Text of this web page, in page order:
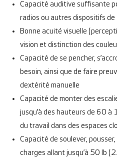
Capacité auditive suffisante
radios ou autres dispositifs de
Bonne acuité visuelle
vision et distinction des
Capacité de se pencher,
besoin, ainsi que de faire
dextérité manuelle
Capacité de monter des
jusqu’à des hauteurs de 60
du travail dans des espaces
Capacité de soulever,
charges allant jusqu’à 50 lb